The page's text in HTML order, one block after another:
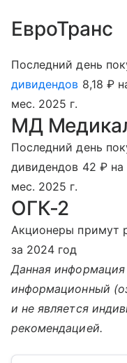
ЕвроТранс
Последний день
дивидендов 8,18 ₽
мес. 2025 г.
МД
Последний день
дивидендов 42 ₽
мес. 2025 г.
ОГК-2
Акционеры примут
за 2024 год
Данная информация
информационный
и не является
рекомендацией.